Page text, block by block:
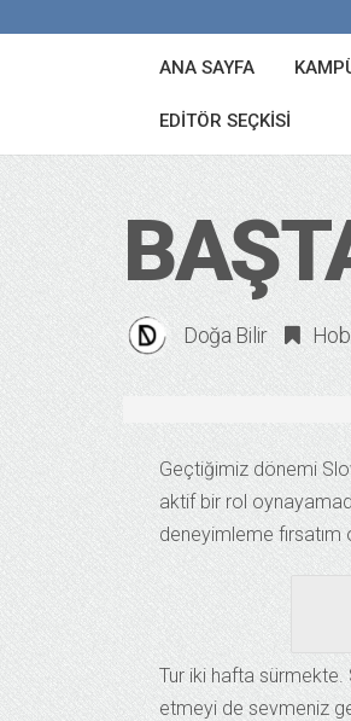
ANA SAYFA
EDITÖR SEÇKISI
Doğa Bilir
Geçtiğimiz dönemi
aktif bir rol
deneyimleme fırsatım
Tur iki hafta sürmekte.
etmeyi de sevmeniz